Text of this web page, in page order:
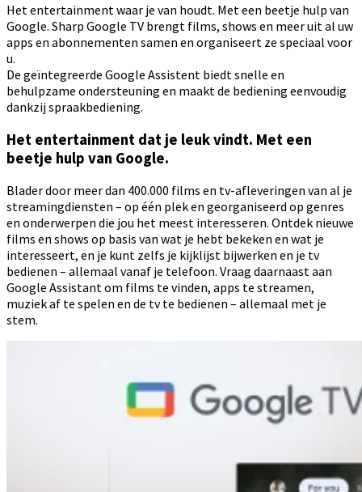
Het entertainment waar je van houdt. Met een beetje hulp van
Google. Sharp Google TV brengt films, shows en meer uit al uw
apps en abonnementen samen en organiseert ze speciaal voor
u.
De geïntegreerde Google Assistent biedt snelle en
behulpzame ondersteuning en maakt de bediening eenvoudig
dankzij spraakbediening.
Het entertainment dat je leuk vindt. Met een
beetje hulp van Google.
Blader door meer dan 400.000 films en tv-afleveringen van al je
streamingdiensten – op één plek en georganiseerd op genres
en onderwerpen die jou het meest interesseren. Ontdek nieuwe
films en shows op basis van wat je hebt bekeken en wat je
interesseert, en je kunt zelfs je kijklijst bijwerken en je tv
bedienen – allemaal vanaf je telefoon. Vraag daarnaast aan
Google Assistant om films te vinden, apps te streamen,
muziek af te spelen en de tv te bedienen – allemaal met je
stem.